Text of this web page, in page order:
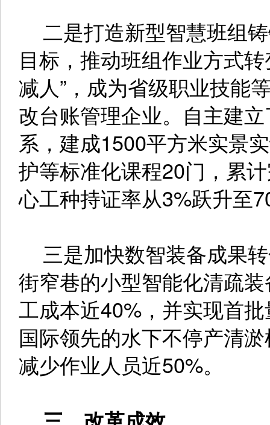
二是打造新型智慧班组
目标，推动班组作业方式
减人”，成为省级职业技能
改台账管理企业。自主建
系，建成1500平方米实景
护等标准化课程20门，累
心工种持证率从3%跃升至
三是加快数智装备成果
街窄巷的小型智能化清疏
工成本近40%，并实现首
国际领先的水下不停产清
减少作业人员近50%。